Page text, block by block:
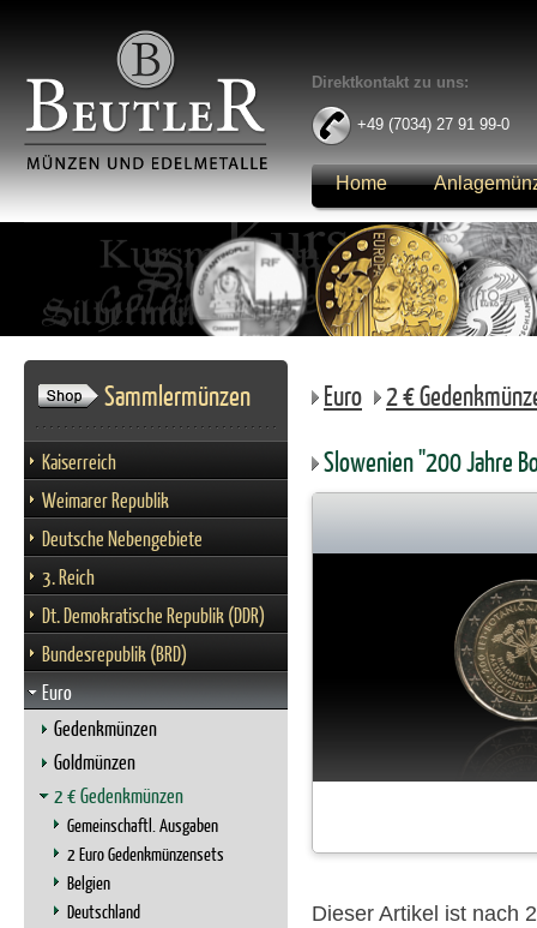
Direktkontakt zu uns:
+49 (7034) 27 91 99-0
Home
Anmelden
Sammlermünzen
Kaiserreich
Weimarer Republik
Deutsche Nebengebiete
3. Reich
Dt. Demokratische Republik (DDR)
Bundesrepublik (BRD)
Euro
Gedenkmünzen
Goldmünzen
2 € Gedenkmünzen
Gemeinschaftl. Ausgaben
2 Euro Gedenkmünzensets
Belgien
Deutschland
Euro
2 €
Slowenien "200 Jahre
Dieser Artikel ist nach